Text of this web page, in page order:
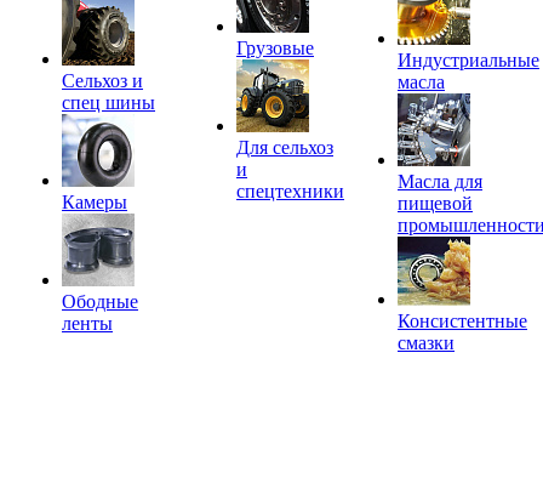
Сельхоз и
спец шины
Камеры
Ободные
ленты
Грузовые
Для сельхоз
и
спецтехники
Индустриальные
масла
Масла для
пищевой
Консистентные
смазки